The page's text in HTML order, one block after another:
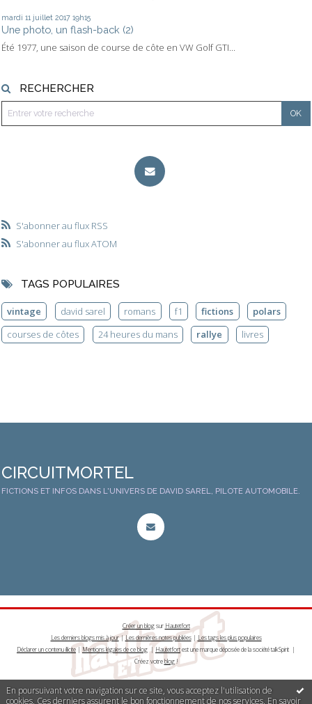
En poursuivant votre navigation sur ce site, vous acceptez l'utilisation de
cookies. Ces derniers assurent le bon fonctionnement de nos services. En savoir
mardi 11 juillet 2017 19h15
Une photo, un flash-back (2)
Été 1977, une saison de course de côte en VW Golf GTI...
RECHERCHER
S'abonner au flux RSS
S'abonner au flux ATOM
TAGS POPULAIRES
vintage david sarel romans f1 fictions
polars
courses de côtes
24 heures du mans rallye livres
CIRCUITMORTEL
FICTIONS ET INFOS DANS L'UNIVERS DE DAVID SAREL, PILOTE AUTOMOBILE.
Créer un blogsur Hautetfort
Les derniers blogs mis à jour|Les dernières notes publiées| Les tags les plus populaires
Déclarer un contenu illicite| Mentions légales de ce blog |Hautetfortest une marque déposée de la société talkSpirit |
Créez votreblog!